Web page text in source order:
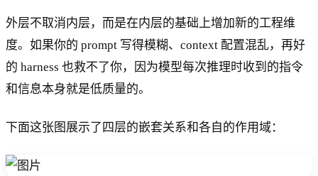
外层不取消内层，而是在内层的基础上增加新的工程维
度。如果你的 prompt 写得模糊、context 配置混乱，再好
的 harness 也救不了你，因为模型每次推理时收到的指令
和信息本身就是低质量的。
下面这张图展示了四层的嵌套关系和各自的作用域：